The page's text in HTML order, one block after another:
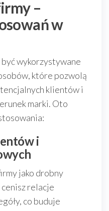
–
w
wykorzystywane
które pozwolą
klientów i
marki. Oto
i
jako drobny
cenisz relacje
co buduje